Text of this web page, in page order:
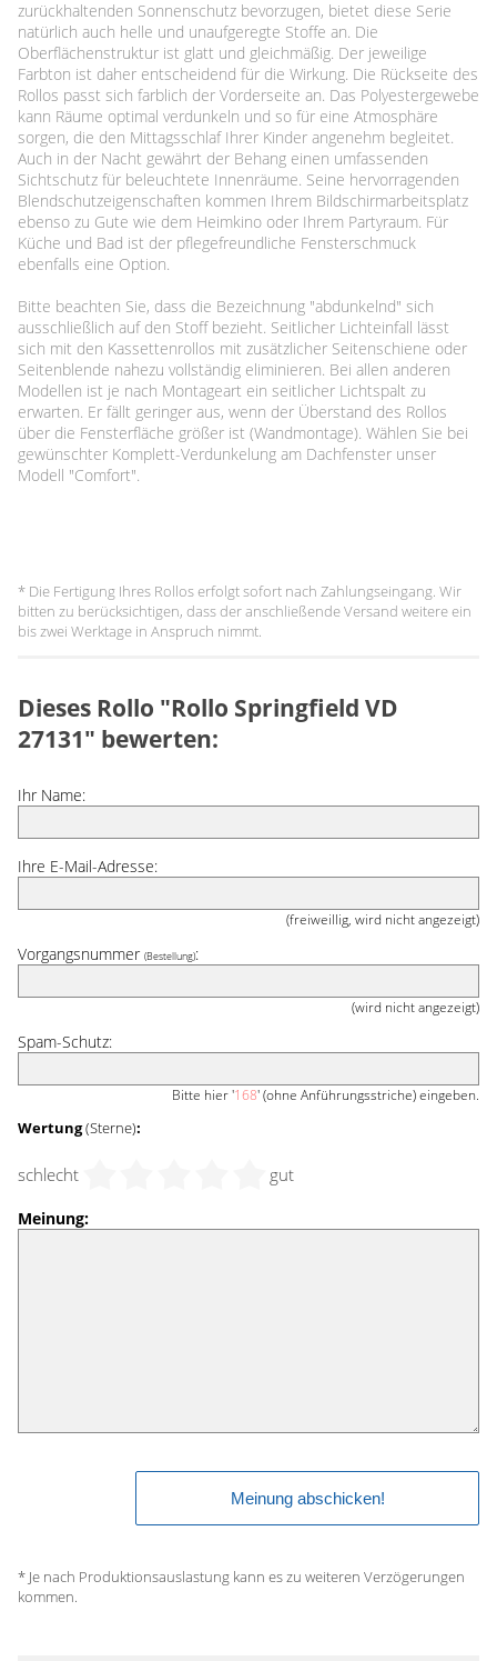
zurückhaltenden Sonnenschutz bevorzugen, bietet diese Serie
natürlich auch helle und unaufgeregte Stoffe an. Die
Oberflächenstruktur ist glatt und gleichmäßig. Der jeweilige
Farbton ist daher entscheidend für die Wirkung. Die Rückseite des
Rollos passt sich farblich der Vorderseite an. Das Polyestergewebe
kann Räume optimal verdunkeln und so für eine Atmosphäre
sorgen, die den Mittagsschlaf Ihrer Kinder angenehm begleitet.
Auch in der Nacht gewährt der Behang einen umfassenden
Sichtschutz für beleuchtete Innenräume. Seine hervorragenden
Blendschutzeigenschaften kommen Ihrem Bildschirmarbeitsplatz
ebenso zu Gute wie dem Heimkino oder Ihrem Partyraum. Für
Küche und Bad ist der pflegefreundliche Fensterschmuck
ebenfalls eine Option.
Bitte beachten Sie, dass die Bezeichnung "abdunkelnd" sich
ausschließlich auf den Stoff bezieht. Seitlicher Lichteinfall lässt
sich mit den Kassettenrollos mit zusätzlicher Seitenschiene oder
Seitenblende nahezu vollständig eliminieren. Bei allen anderen
Modellen ist je nach Montageart ein seitlicher Lichtspalt zu
erwarten. Er fällt geringer aus, wenn der Überstand des Rollos
über die Fensterfläche größer ist (Wandmontage). Wählen Sie bei
gewünschter Komplett-Verdunkelung am Dachfenster unser
Modell "Comfort".
* Die Fertigung Ihres Rollos erfolgt sofort nach Zahlungseingang. Wir
bitten zu berücksichtigen, dass der anschließende Versand weitere ein
bis zwei Werktage in Anspruch nimmt.
Dieses Rollo "Rollo Springfield VD
27131" bewerten:
Ihr Name:
Ihre E-Mail-Adresse:
(freiweillig, wird nicht angezeigt)
Vorgangsnummer (Bestellung):
(wird nicht angezeigt)
Spam-Schutz:
Bitte hier '168' (ohne Anführungsstriche) eingeben.
Wertung(Sterne):
schlecht gut
Meinung:
* Je nach Produktionsauslastung kann es zu weiteren Verzögerungen
kommen.